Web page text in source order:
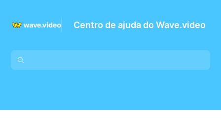
Centro de ajuda do Wave.video